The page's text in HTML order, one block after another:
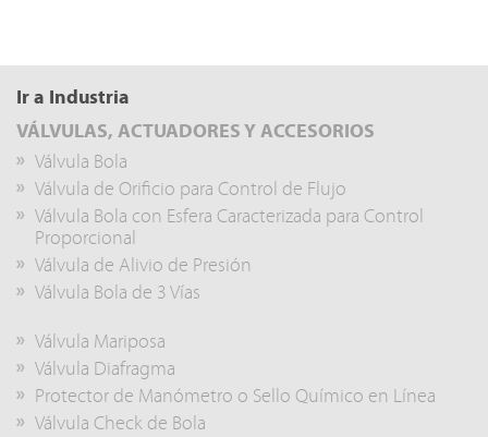
Ir a Industria
VÁLVULAS, ACTUADORES Y ACCESORIOS
Válvula Bola
Válvula de Orificio para Control de Flujo
Válvula Bola con Esfera Caracterizada para Control
Proporcional
Válvula de Alivio de Presión
Válvula Bola de 3 Vías
Válvula Mariposa
Válvula Diafragma
Protector de Manómetro o Sello Químico en Línea
Válvula Check de Bola